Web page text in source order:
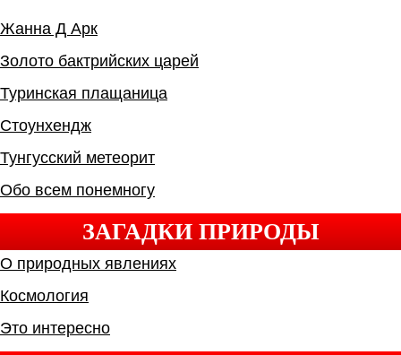
Жанна Д Арк
Золото бактрийских царей
Туринская плащаница
Стоунхендж
Тунгусский метеорит
Обо всем понемногу
ЗАГАДКИ ПРИРОДЫ
О природных явлениях
Космология
Это интересно